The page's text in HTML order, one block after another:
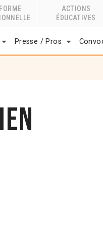
ACTIONS
ÉDUCATIVES
Presse / Pros